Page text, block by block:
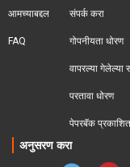
आमच्याबद्दल
FAQ
संपर्क करा
गोपनीयता धोरण
वापरल्या गेलेल्या
परतावा धोरण
पेपरबॅक
अनुसरण करा